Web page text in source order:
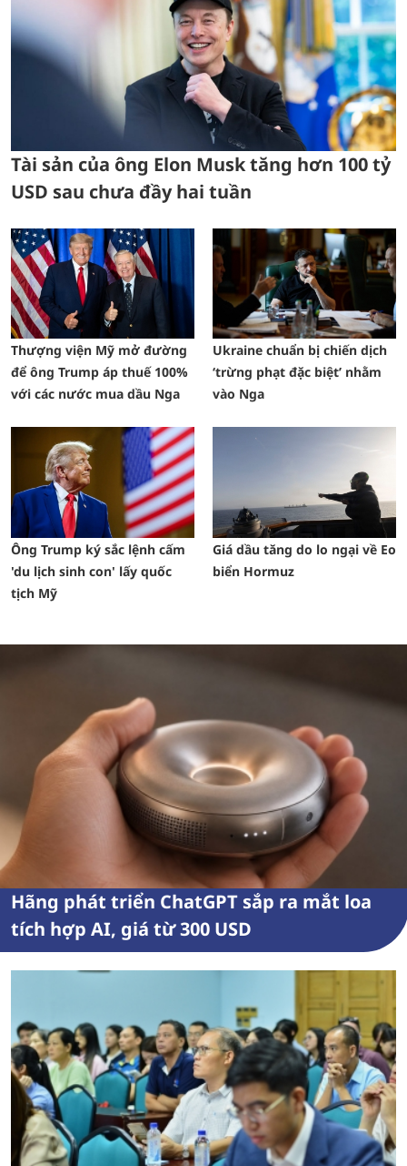
Tài sản của ông Elon Musk tăng hơn 100 tỷ
USD sau chưa đầy hai tuần
Thượng viện Mỹ mở đường
để ông Trump áp thuế 100%
với các nước mua dầu Nga
Ukraine chuẩn bị chiến dịch
‘trừng phạt đặc biệt’ nhằm
vào Nga
Ông Trump ký sắc lệnh cấm
'du lịch sinh con' lấy quốc
tịch Mỹ
Giá dầu tăng do lo ngại về Eo
biển Hormuz
Hãng phát triển ChatGPT sắp ra mắt loa
tích hợp AI, giá từ 300 USD